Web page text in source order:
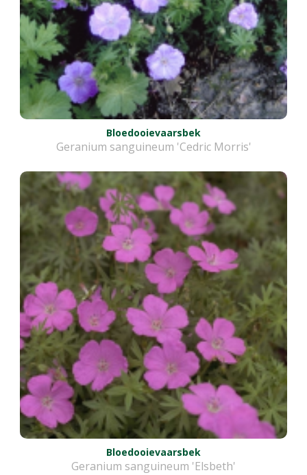
Bloedooievaarsbek
Geranium sanguineum 'Cedric Morris'
Bloedooievaarsbek
Geranium sanguineum 'Elsbeth'